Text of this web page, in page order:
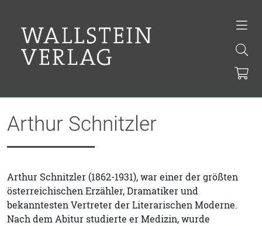
Arthur Schnitzler
Arthur Schnitzler (1862-1931), war einer der größten
österreichischen Erzähler, Dramatiker und
bekanntesten Vertreter der Literarischen Moderne.
Nach dem Abitur studierte er Medizin, wurde